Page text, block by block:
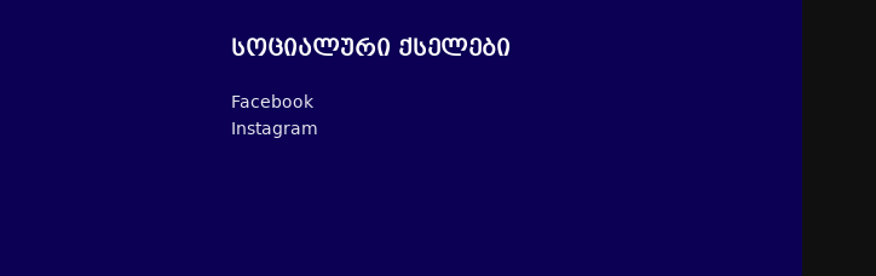
სოციალური ქსელები
Facebook
Instagram